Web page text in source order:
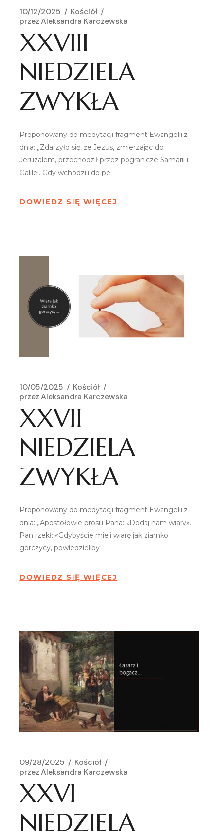
10/12/2025
Kościół
przez Aleksandra Karczewska
XXVIII
NIEDZIELA
ZWYKŁA
Proponowany do medytacji fragment Ewangelii z
dnia: „Zdarzyło się, że Jezus, zmierzając do
Jeruzalem, przechodził przez pogranicze Samarii i
Galilei. Gdy wchodzili do pe
DOWIEDZ SIĘ WIĘCEJ
10/05/2025
Kościół
przez Aleksandra Karczewska
XXVII
NIEDZIELA
ZWYKŁA
Proponowany do medytacji fragment Ewangelii z
dnia: „Apostołowie prosili Pana: «Dodaj nam wiary».
Pan rzekł: «Gdybyście mieli wiarę jak ziarnko
gorczycy, powiedzieliby
DOWIEDZ SIĘ WIĘCEJ
09/28/2025
Kościół
przez Aleksandra Karczewska
XXVI
NIEDZIELA